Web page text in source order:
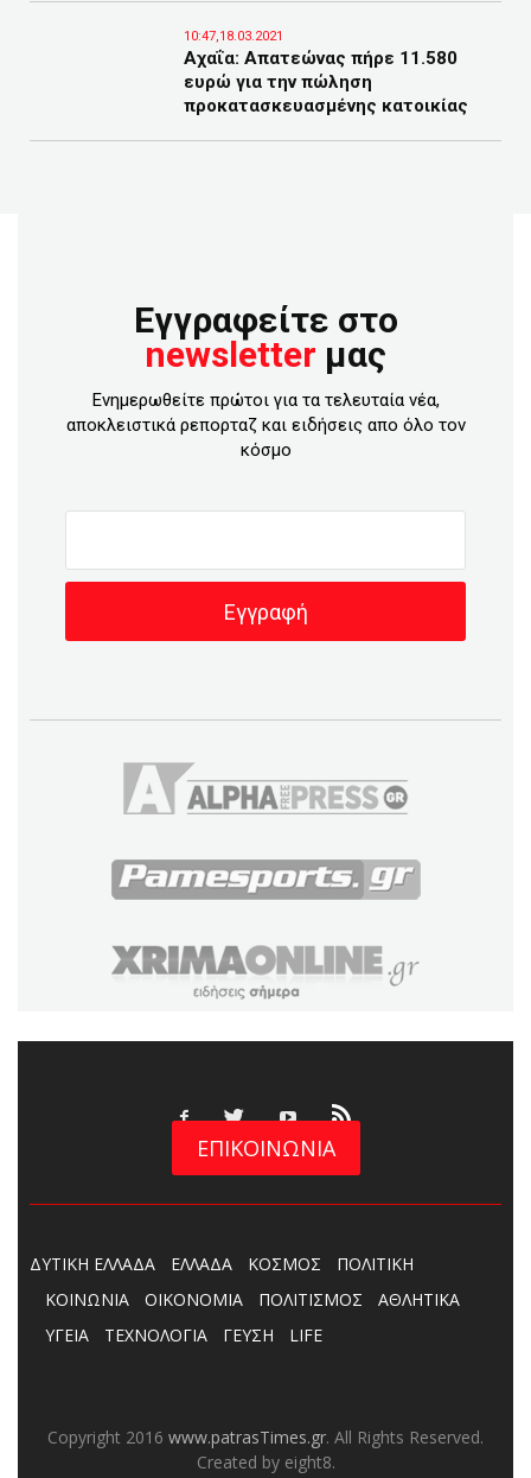
10:47,18.03.2021
Αχαΐα: Απατεώνας πήρε 11.580
ευρώ για την πώληση
προκατασκευασμένης κατοικίας
Εγγραφείτε στο
newsletter μας
Ενημερωθείτε πρώτοι για τα τελευταία νέα,
αποκλειστικά ρεπορταζ και ειδήσεις απο όλο τον
κόσμο
ΕΠΙΚΟΙΝΩΝΙΑ
ΔΥΤΙΚΗ ΕΛΛΑΔΑ ΕΛΛΑΔΑ ΚΟΣΜΟΣ
ΠΟΛΙΤΙΚΗ
ΚΟΙΝΩΝΙΑ
ΟΙΚΟΝΟΜΙΑ ΠΟΛΙΤΙΣΜΟΣ
ΑΘΛΗΤΙΚΑ
ΥΓΕΙΑ
ΤΕΧΝΟΛΟΓΙΑ ΓΕΥΣΗ LIFE
Copyright 2016 www.patrasTimes.gr. All Rights Reserved.
Created by eight8.